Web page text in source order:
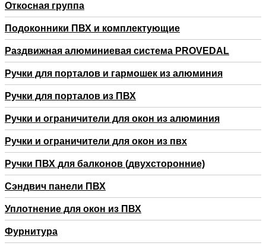
Откосная группа
Подоконники ПВХ и комплектующие
Раздвижная алюминиевая система PROVEDAL
Ручки для порталов и гармошек из алюминия
Ручки для порталов из ПВХ
Ручки и ограничители для окон из алюминия
Ручки и ограничители для окон из пвх
Ручки ПВХ для балконов (двухсторонние)
Сэндвич панели ПВХ
Уплотнение для окон из ПВХ
Фурнитура